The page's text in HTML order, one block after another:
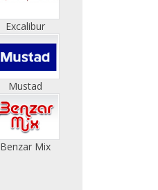
Excalibur
Mustad
Benzar Mix